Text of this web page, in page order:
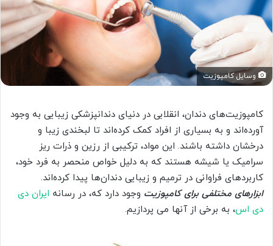
وسایل کامپوزیت
کامپوزیت‌های دندان، انقلابی در دنیای دندانپزشکی زیبایی به وجود
آورده‌اند و به بسیاری از افراد کمک کرده‌اند تا لبخندی زیبا و
درخشان داشته باشند. این مواد، ترکیبی از رزین و ذرات ریز
سرامیک یا شیشه هستند که به دلیل خواص منحصر به فرد خود،
کاربردهای فراوانی در ترمیم و زیبایی دندان‌ها پیدا کرده‌اند.
ابزارهای مختلفی برای کامپوزیت وجود دارد که، در رسانه ایران دی
دی اس، به برخی از آنها می پردازیم.